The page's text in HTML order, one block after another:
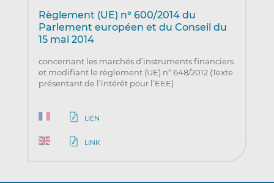
Règlement (UE) n° 600/2014 du
Parlement européen et du Conseil du
15 mai 2014
concernant les marchés d’instruments financiers
et modifiant le règlement (UE) n° 648/2012 (Texte
présentant de l’intérêt pour l’EEE)
LIEN
LINK